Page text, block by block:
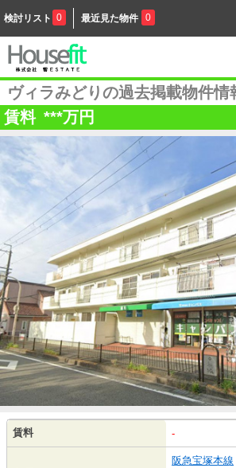
検討リスト 0 最近見た物件 0
ヴィラみどりの過去掲載物件情
賃料 ***万円
賃料 -
阪急宝塚本線